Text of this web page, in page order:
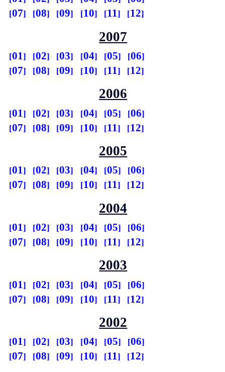
07
08 09 10 11 12
2007
01 02 03 04 05
06
07
08 09 10 11 12
2006
01 02 03 04 05
06
07
08 09 10 11 12
2005
01 02 03 04 05
06
07
08 09 10 11 12
2004
01 02 03 04 05
06
07
08 09 10 11 12
2003
01 02 03 04 05
06
07
08 09 10 11 12
2002
01 02 03 04 05
06
07
08 09 10 11 12